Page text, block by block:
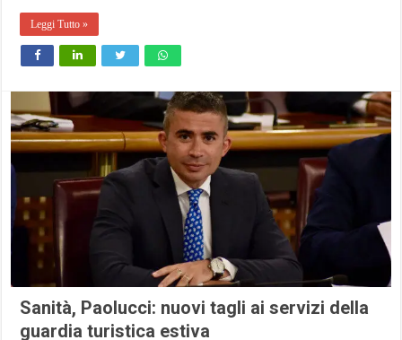
Leggi Tutto »
Sanità, Paolucci: nuovi tagli ai servizi della
guardia turistica estiva